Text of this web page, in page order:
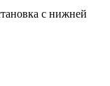
с нижней